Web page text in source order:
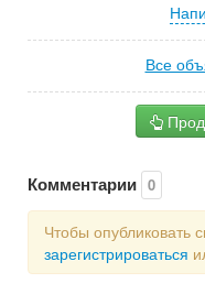
Все
Комментарии 0
Чтобы опубликовать
зарегистрироваться